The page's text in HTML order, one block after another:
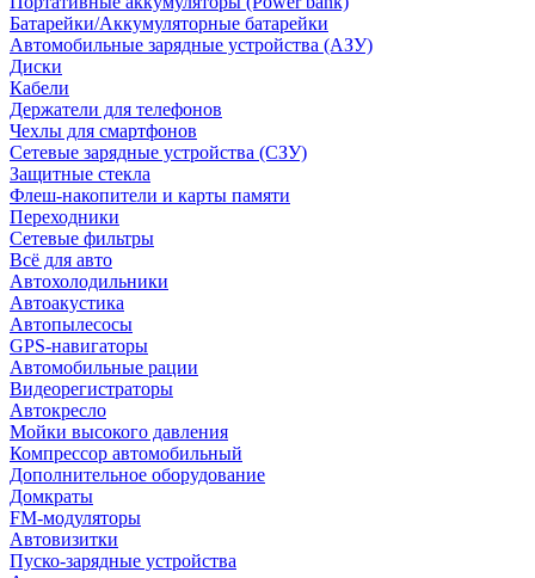
Батарейки/Аккумуляторные батарейки
Автомобильные зарядные устройства (АЗУ)
Диски
Кабели
Держатели для телефонов
Чехлы для смартфонов
Сетевые зарядные устройства (СЗУ)
Защитные стекла
Флеш-накопители и карты памяти
Переходники
Сетевые фильтры
Всё для авто
Автохолодильники
Автоакустика
Автопылесосы
GPS-навигаторы
Автомобильные рации
Видеорегистраторы
Автокресло
Мойки высокого давления
Компрессор автомобильный
Дополнительное оборудование
Домкраты
FM-модуляторы
Автовизитки
Пуско-зарядные устройства